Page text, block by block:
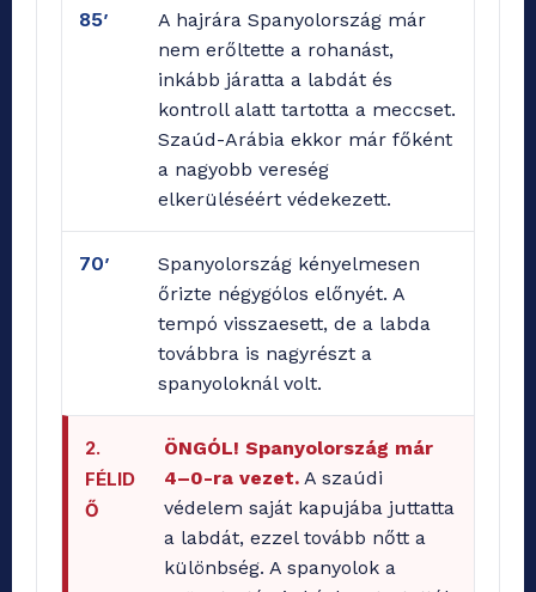
85’
A hajrára Spanyolország már
nem erőltette a rohanást,
inkább járatta a labdát és
kontroll alatt tartotta a meccset.
Szaúd-Arábia ekkor már főként
a nagyobb vereség
elkerüléséért védekezett.
70’
Spanyolország kényelmesen
őrizte négygólos előnyét. A
tempó visszaesett, de a labda
továbbra is nagyrészt a
spanyoloknál volt.
2.
FÉLID
Ő
ÖNGÓL! Spanyolország már
4–0-ra vezet. A szaúdi
védelem saját kapujába juttatta
a labdát, ezzel tovább nőtt a
különbség. A spanyolok a